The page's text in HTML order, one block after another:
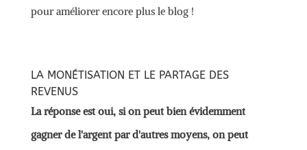
pour améliorer encore plus le blog !
LA MONÉTISATION ET LE PARTAGE DES
REVENUS
La réponse est oui, si on peut bien évidemment
gagner de l'argent par d'autres moyens, on peut